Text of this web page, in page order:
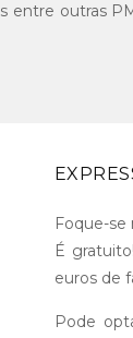
entre outras
Foque-
É
euros de
Pode